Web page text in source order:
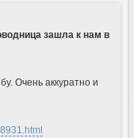
зашла к нам в
Очень аккуратно и